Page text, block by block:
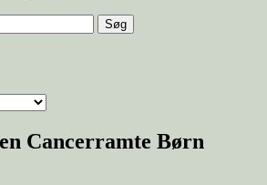
Cancerramte Børn